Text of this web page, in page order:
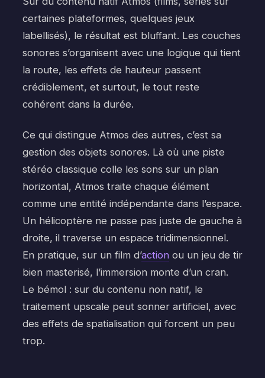
certaines plateformes, quelques jeux
labellisés), le résultat est bluffant. Les couches
sonores s’organisent avec une logique qui tient
la route, les effets de hauteur passent
crédiblement, et surtout, le tout reste
cohérent dans la durée.
Ce qui distingue Atmos des autres, c’est sa
gestion des objets sonores. Là où une piste
stéréo classique colle les sons sur un plan
horizontal, Atmos traite chaque élément
comme une entité indépendante dans l’espace.
Un hélicoptère ne passe pas juste de gauche à
droite, il traverse un espace tridimensionnel.
En pratique, sur un film d’action ou un jeu de tir
bien masterisé, l’immersion monte d’un cran.
Le bémol : sur du contenu non natif, le
traitement upscale peut sonner artificiel, avec
des effets de spatialisation qui forcent un peu
trop.